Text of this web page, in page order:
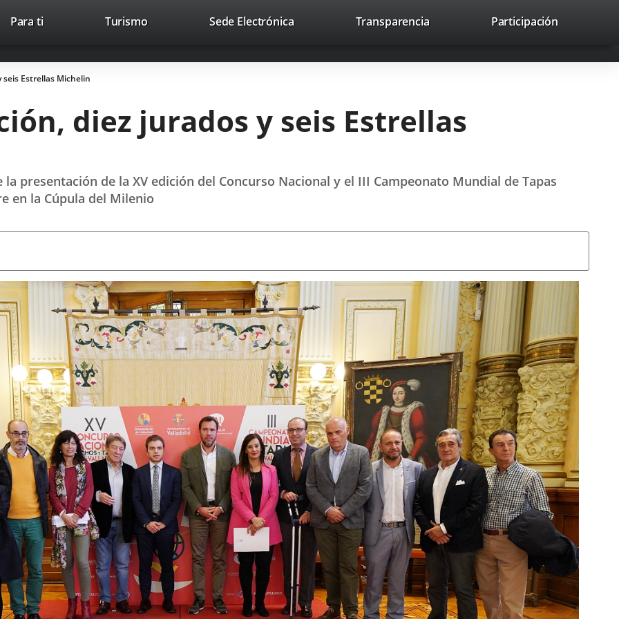
Trabaja con nosotros Contacto avaHeaderSocial
Link
external
Link
external
Link
external
Search
Para ti TurismoThis
open
up
Sede ElectrónicaLink
application.
Transparencia Participación
seis Estrellas Michelin
diez jurados y seis Estrellas
presentación de la XV edición del Concurso Nacional y el III Campeonato Mundial de Tapas
en la Cúpula del Milenio